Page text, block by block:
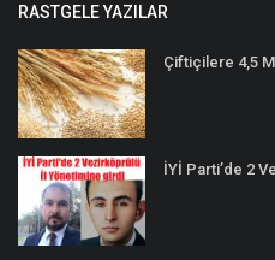
RASTGELE YAZILAR
Çiftiçilere 4,5
İYİ Parti’de 2